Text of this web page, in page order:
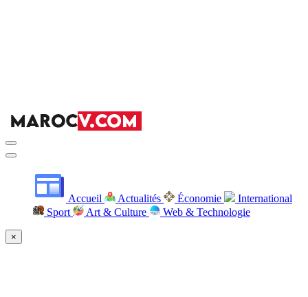
Accueil Actualités Économie
International
Sport
Art & Culture Web & Technologie
×